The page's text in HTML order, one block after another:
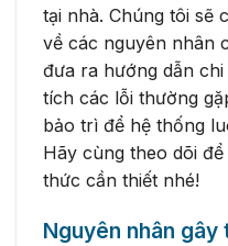
tại nhà. Chúng tôi sẽ
về các nguyên nhân
đưa ra hướng dẫn
tích các lỗi thường
bảo trì để hệ thống
Hãy cùng theo dõi
thức cần thiết nhé!
Nguyên nhân